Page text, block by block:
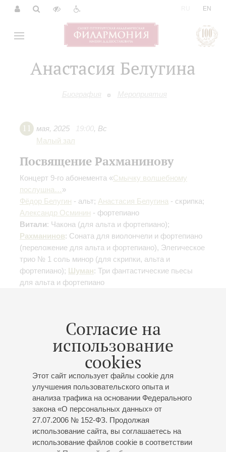
EN
Анастасия Белугина
Биография Мероприятия
Согласие на
использование
cookies
Этот сайт использует файлы cookie для
улучшения пользовательского опыта и
анализа трафика на основании Федерального
закона «О персональных данных» от
27.07.2006 № 152-ФЗ. Продолжая
использование сайта, вы соглашаетесь на
использование файлов cookie в соответствии
11 мая, 2025 19:00, Вс
Малый зал
Посвящение Рахманинову
Концерт 9-го абонемента «Смычку волшебному
послушна…»
Фёдор Белугин - альт; Анастасия Белугина - скрипка;
Александр Осминин - фортепиано
Витали: Чакона (для альта и фортепиано);
Рахманинов: Соната для виолончели и фортепиано
(переложение для альта и фортепиано), Элегическое
трио № 1 соль минор (для скрипки, альта и
фортепиано); Шуман: Три фантастические пьесы
для альта и фортепиано
декабря,2024 19:00,Пт
Виртуозы России
Вивальди. «Времена года»
Камерный оркестр «Прометей»
Дирижер -Фёдор Белугин ;Даниил Австрих
Анастасия Белугина- скрипка;Никита Сенько-
скрипка;Андрей Похлебаев- скрипка;Надежда